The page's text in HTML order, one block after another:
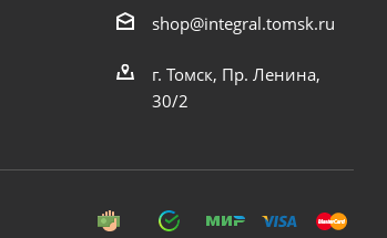
shop@integral.tomsk.ru
г. Томск, Пр. Ленина,
30/2